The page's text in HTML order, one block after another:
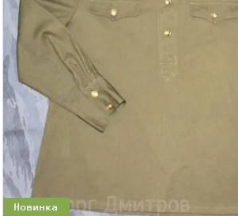
Новинка